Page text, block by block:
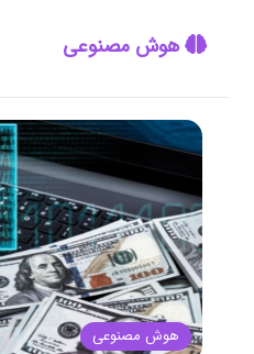
هوش مصنوعی
هوش مصنوعی